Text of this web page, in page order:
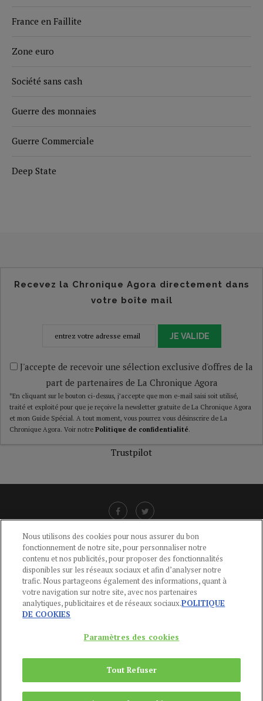
France en Faillite
Zone euro
Société sans cash
Guerre des monnaies
Guerre Commerciale
Deep State
Recevez la Chronique Agora directement dans
votre boîte mail
JE VALIDE
J'accepte de recevoir une sélection exclusive d'offres de la
part de partenaires de La Chronique Agora
*En cliquant sur le bouton ci-dessus, j’accepte que mon e-mail saisi soit utilisé,
traité et exploité pour que je reçoive la newsletter gratuite de La Chronique Agora
et mon Guide Spécial. A tout moment, vous pourrez vous désinscrire de La
Chronique Agora. Voir notre Politique de confidentialité.
Trustpilot
LIENS UTILES
CGU-POLITIQUE DE CONFIDENTIALITÉ -POLITIQUE DES COOKIES
MENTIONS LÉGALES -AIDE
CONTACT
Du Lundi au Vendredi, 9h-13h et 14h-17h
Copyright © 2024Publications Agora
Nous utilisons des cookies pour nous assurer du bon
fonctionnement de notre site, pour personnaliser notre
contenu et nos publicités, pour proposer des fonctionnalités
disponibles sur les réseaux sociaux et afin d’analyser notre
trafic. Nous partageons également des informations, quant à
votre navigation sur notre site, avec nos partenaires
analytiques, publicitaires et de réseaux sociaux.POLITIQUE
DE COOKIES
Paramètres des cookies
Tout Refuser